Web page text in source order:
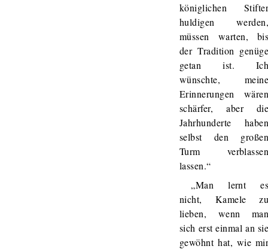
königlichen
huldigen
müssen warten,
der Tradition
getan ist.
wünschte,
Erinnerungen
schärfer, aber
Jahrhunderte
selbst den
Turm
lassen.“
„Man lernt
nicht, Kamele
lieben, wenn
sich erst einmal an
gewöhnt hat, wie